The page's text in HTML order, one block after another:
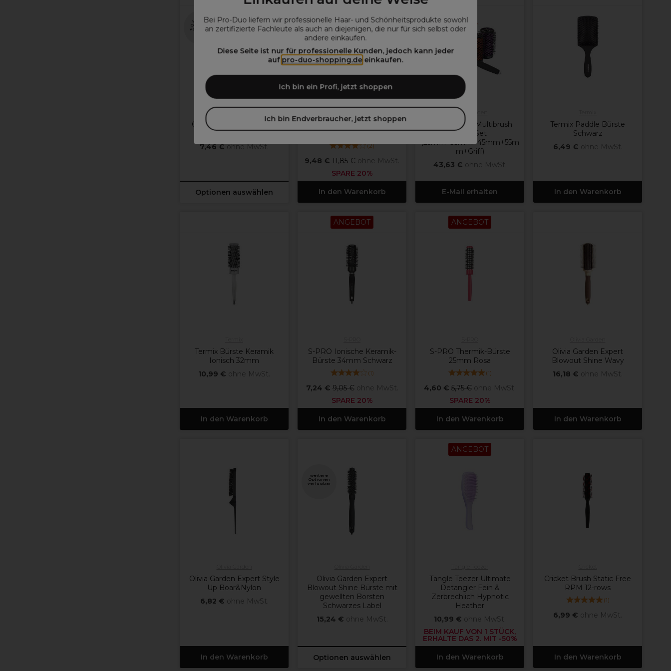
Bei Pro-Duo liefern wir professionelle Haar- und Schönheitsprodukte sowohl
an zertifizierte Fachleute als auch an diejenigen, die nur für sich selbst oder
andere einkaufen.
Diese Seite ist nur für professionelle Kunden, jedoch kann jeder
auf pro-duo-shopping.deeinkaufen.
Ich bin ein Profi, jetzt shoppen
Ich bin Endverbraucher, jetzt shoppen
weitere
Optionen
verfügbar
Olivia Garden Mulitbrush
Einfache Rundbürste
7,46 € ohne MwSt.
Optionen auswählen
S-PRO Ionische Keramik-
Bürste 62mm Schwarz
(2)
9,48 € 11,85 € ohne MwSt.
SPARE 20%
In den Warenkorb
Olivia Garden
Olivia Garden Multibrush
Reise-Set
(25mm+35mm+45mm+55m
m+Griff)
43,63 € ohne MwSt.
E-Mail erhalten
Termix Paddle Bürste
Schwarz
6,49 € ohne MwSt.
In den Warenkorb
Termix Bürste Keramik
Ionisch 32mm
10,99 € ohne MwSt.
In den Warenkorb
ANGEBOT
S-PRO Ionische Keramik-
Bürste 34mm Schwarz
(1)
7,24 € 9,05 € ohne MwSt.
SPARE 20%
In den Warenkorb
ANGEBOT
S-PRO Thermik-Bürste
25mm Rosa
(1)
4,60 € 5,75 € ohne MwSt.
SPARE 20%
In den Warenkorb
Olivia Garden Expert
Blowout Shine Wavy
16,18 € ohne MwSt.
In den Warenkorb
Olivia Garden Expert Style
Up Boar&Nylon
6,82 € ohne MwSt.
In den Warenkorb
weitere
Optionen
verfügbar
Olivia Garden Expert
Blowout Shine Bürste mit
gewellten Borsten
Schwarzes Label
15,24 € ohne MwSt.
Optionen auswählen
ANGEBOT
Tangle Teezer Ultimate
Detangler Fein &
Zerbrechlich Hypnotic
Heather
10,99 € ohne MwSt.
BEIM KAUF VON 1 STÜCK,
ERHALTE DAS 2. MIT -50%
In den Warenkorb
Cricket Brush Static Free
RPM 12-rows
(1)
6,99 € ohne MwSt.
In den Warenkorb